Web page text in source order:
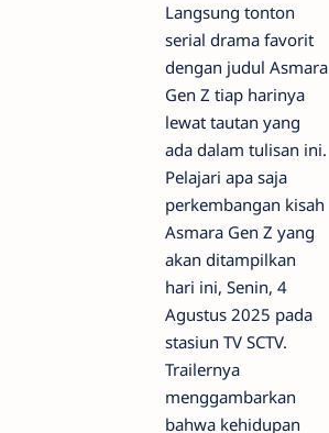
Langsung tonton
serial drama favorit
dengan judul Asmara
Gen Z tiap harinya
lewat tautan yang
ada dalam tulisan ini.
Pelajari apa saja
perkembangan kisah
Asmara Gen Z yang
akan ditampilkan
hari ini, Senin, 4
Agustus 2025 pada
stasiun TV SCTV.
Trailernya
menggambarkan
bahwa kehidupan